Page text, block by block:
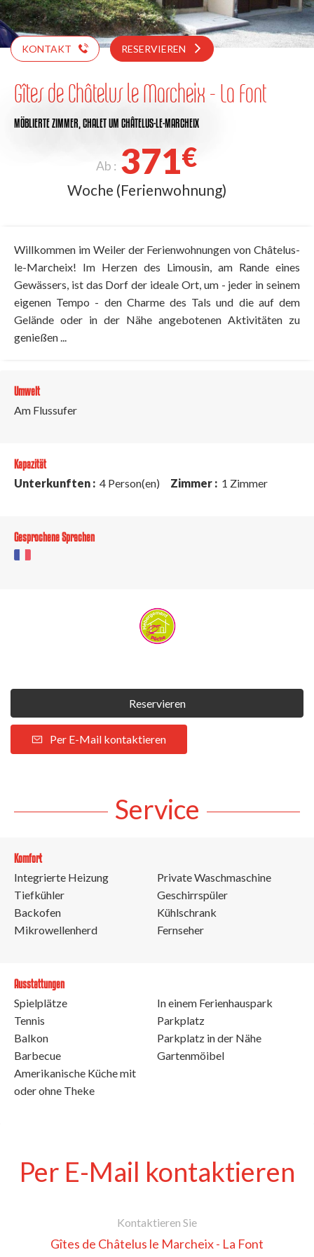
KONTAKT RESERVIEREN
Gîtes de Châtelus le Marcheix - La Font
MÖBLIERTE ZIMMER, CHALETUM CHÂTELUS-LE-MARCHEIX
Ab : 371€
Woche (Ferienwohnung)
Willkommen im Weiler der Ferienwohnungen von Châtelus-
le-Marcheix! Im Herzen des Limousin, am Rande eines
Gewässers, ist das Dorf der ideale Ort, um - jeder in seinem
eigenen Tempo - den Charme des Tals und die auf dem
Gelände oder in der Nähe angebotenen Aktivitäten zu
genießen ...
Umwelt
Am Flussufer
Kapazität
Unterkunften : 4 Person(en) Zimmer : 1 Zimmer
Gesprochene Sprachen
Reservieren
Per E-Mail kontaktieren
Service
Komfort
Integrierte Heizung
Tiefkühler
Backofen
Mikrowellenherd
Private Waschmaschine
Geschirrspüler
Kühlschrank
Fernseher
Ausstattungen
Spielplätze
Tennis
Balkon
Barbecue
Amerikanische Küche mit
oder ohne Theke
In einem Ferienhauspark
Parkplatz
Parkplatz in der Nähe
Gartenmöibel
Per E-Mail kontaktieren
Kontaktieren Sie
Gîtes de Châtelus le Marcheix - La Font